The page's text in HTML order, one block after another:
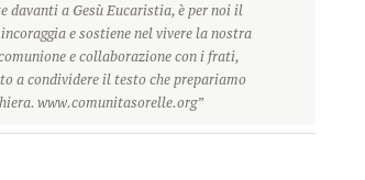
davanti a Gesù Eucaristia, è per noi il
e sostiene nel vivere la nostra
e collaborazione con i frati,
a condividere il testo che prepariamo
www.comunitasorelle.org”